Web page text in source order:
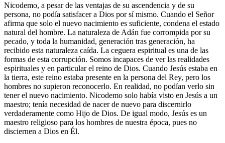
Nicodemo, a pesar de las ventajas de su ascendencia y de su
persona, no podía satisfacer a Dios por sí mismo. Cuando el Señor
afirma que solo el nuevo nacimiento es suficiente, condena el estado
natural del hombre. La naturaleza de Adán fue corrompida por su
pecado, y toda la humanidad, generación tras generación, ha
recibido esta naturaleza caída. La ceguera espiritual es una de las
formas de esta corrupción. Somos incapaces de ver las realidades
espirituales y en particular el reino de Dios. Cuando Jesús estaba en
la tierra, este reino estaba presente en la persona del Rey, pero los
hombres no supieron reconocerlo. En realidad, no podían verlo sin
tener el nuevo nacimiento. Nicodemo solo había visto en Jesús a un
maestro; tenía necesidad de nacer de nuevo para discernirlo
verdaderamente como Hijo de Dios. De igual modo, Jesús es un
maestro religioso para los hombres de nuestra época, pues no
disciernen a Dios en Él.